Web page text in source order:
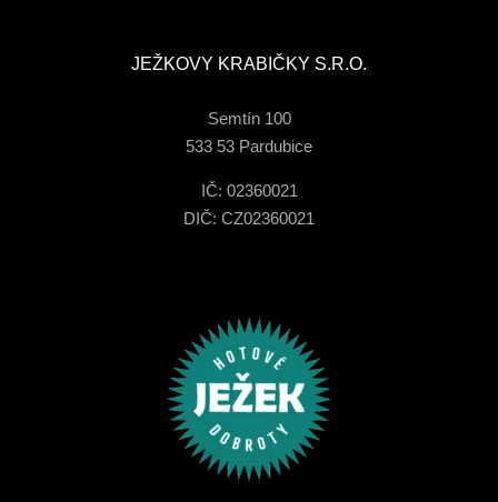
JEŽKOVY KRABIČKY S.R.O.
Semtín 100
533 53 Pardubice
IČ: 02360021
DIČ: CZ02360021